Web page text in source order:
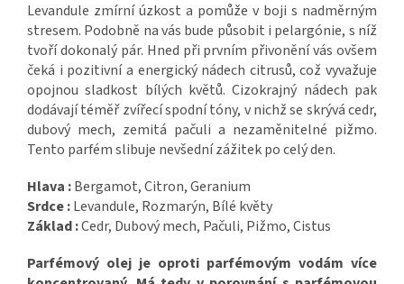
Levandule zmírní úzkost a pomůže v boji s nadměrným
stresem. Podobně na vás bude působit i pelargónie, s níž
tvoří dokonalý pár. Hned při prvním přivonění vás ovšem
čeká i pozitivní a energický nádech citrusů, což vyvažuje
opojnou sladkost bílých květů. Cizokrajný nádech pak
dodávají téměř zvířecí spodní tóny, v nichž se skrývá cedr,
dubový mech, zemitá pačuli a nezaměnitelné pižmo.
Tento parfém slibuje nevšední zážitek po celý den.
Hlava :Bergamot, Citron, Geranium
Srdce :Levandule, Rozmarýn, Bílé květy
Základ :Cedr, Dubový mech, Pačuli, Pižmo, Cistus
Parfémový olej je oproti parfémovým vodám více